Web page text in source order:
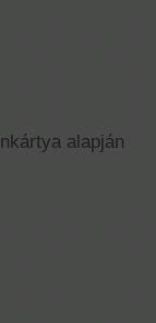
alapján